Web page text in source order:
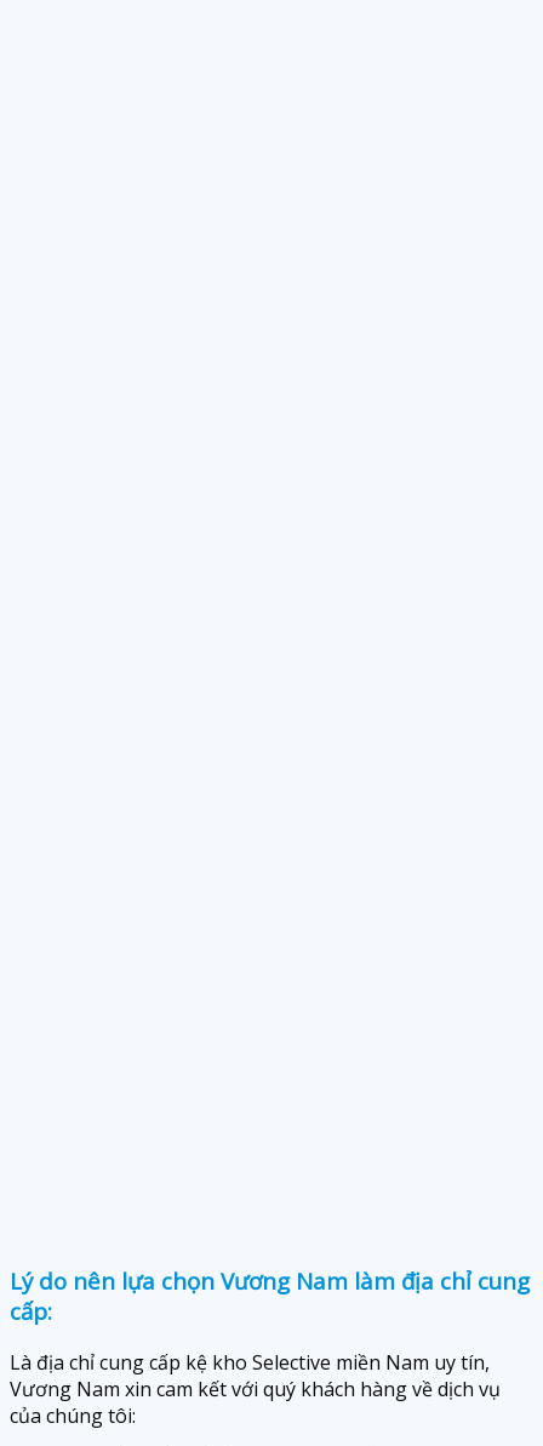
Lý do nên lựa chọn Vương Nam làm địa chỉ cung
cấp:
Là địa chỉ cung cấp kệ kho Selective miền Nam uy tín,
Vương Nam xin cam kết với quý khách hàng về dịch vụ
của chúng tôi: